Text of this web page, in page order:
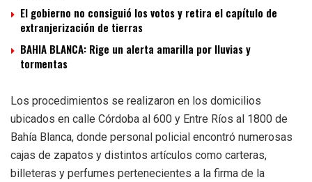
El gobierno no consiguió los votos y retira el capítulo de
extranjerización de tierras
BAHIA BLANCA: Rige un alerta amarilla por lluvias y
tormentas
Los procedimientos se realizaron en los domicilios
ubicados en calle Córdoba al 600 y Entre Ríos al 1800 de
Bahía Blanca, donde personal policial encontró numerosas
cajas de zapatos y distintos artículos como carteras,
billeteras y perfumes pertenecientes a la firma de la